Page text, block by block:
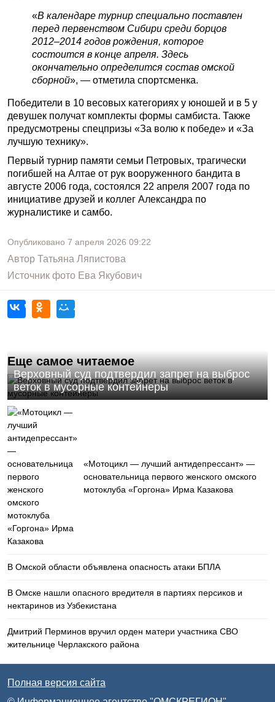
«В календаре турнир специально поставлен
перед первенством Сибири среди борцов
2012–2014 годов рождения, которое
состоится в конце апреля. Здесь
окончательно определится состав омской
сборной», — отметила спортсменка.
Победители в 10 весовых категориях у юношей и в 5 у
девушек получат комплекты формы самбиста. Также
предусмотрены спецпризы «За волю к победе» и «За
лучшую технику».
Первый турнир памяти семьи Петровых, трагически
погибшей на Алтае от рук вооруженного бандита в
августе 2006 года, состоялся 22 апреля 2007 года по
инициативе друзей и коллег Александра по
журналистике и самбо.
Опубликовано 7 апреля 2026 09:22
Автор Татьяна Ляпистова
Источник фото Ева Якубович
Еще самое читаемое
Верховный суд подтвердил запрет на выброс
веток в мусорные контейнеры
«Мотоцикл — лучший антидепрессант» —
основательница первого женского омского
мотоклуба «Горгона» Ирма Казакова
В Омской области объявлена опасность атаки БПЛА
В Омске нашли опасного вредителя в партиях персиков и
нектаринов из Узбекистана
Дмитрий Перминов вручил орден матери участника СВО
жительнице Черлакского района
Полная версия сайта